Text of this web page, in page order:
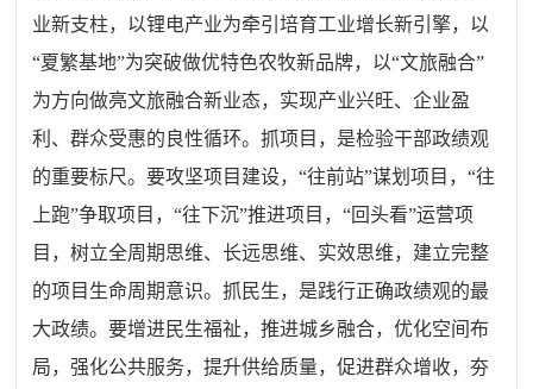
业新支柱，以锂电产业为牵引培育工业增长新引擎，以
“夏繁基地”为突破做优特色农牧新品牌，以“文旅融合”
为方向做亮文旅融合新业态，实现产业兴旺、企业盈
利、群众受惠的良性循环。抓项目，是检验干部政绩观
的重要标尺。要攻坚项目建设，“往前站”谋划项目，“往
上跑”争取项目，“往下沉”推进项目，“回头看”运营项
目，树立全周期思维、长远思维、实效思维，建立完整
的项目生命周期意识。抓民生，是践行正确政绩观的最
大政绩。要增进民生福祉，推进城乡融合，优化空间布
局，强化公共服务，提升供给质量，促进群众增收，夯